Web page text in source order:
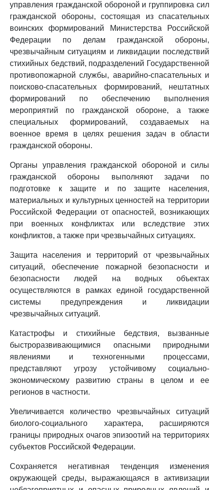
управления гражданской обороной и группировка сил
гражданской обороны, состоящая из спасательных
воинских формирований Министерства Российской
Федерации по делам гражданской обороны,
чрезвычайным ситуациям и ликвидации последствий
стихийных бедствий, подразделений Государственной
противопожарной службы, аварийно-спасательных и
поисково-спасательных формирований, нештатных
формирований по обеспечению выполнения
мероприятий по гражданской обороне, а также
специальных формирований, создаваемых на
военное время в целях решения задач в области
гражданской обороны.
Органы управления гражданской обороной и силы
гражданской обороны выполняют задачи по
подготовке к защите и по защите населения,
материальных и культурных ценностей на территории
Российской Федерации от опасностей, возникающих
при военных конфликтах или вследствие этих
конфликтов, а также при чрезвычайных ситуациях.
Защита населения и территорий от чрезвычайных
ситуаций, обеспечение пожарной безопасности и
безопасности людей на водных объектах
осуществляются в рамках единой государственной
системы предупреждения и ликвидации
чрезвычайных ситуаций.
Катастрофы и стихийные бедствия, вызванные
быстроразвивающимися опасными природными
явлениями и техногенными процессами,
представляют угрозу устойчивому социально-
экономическому развитию страны в целом и ее
регионов в частности.
Увеличивается количество чрезвычайных ситуаций
биолого-социального характера, расширяются
границы природных очагов эпизоотий на территориях
субъектов Российской Федерации.
Сохраняется негативная тенденция изменения
окружающей среды, выражающаяся в активизации